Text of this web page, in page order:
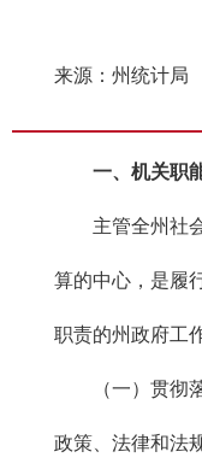
来源：州统计局
一、机关职
主管全州社会
算的中心，是履
职责的州政府工
（一）贯彻落
政策、法律和法